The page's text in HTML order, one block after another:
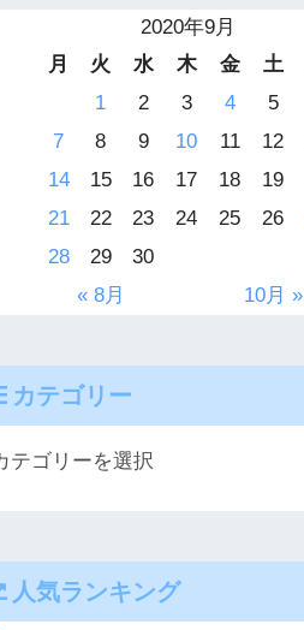
2020年9月
月
火 水 木 金 土
« 8月 10月 »
1 2 3 4 5
7
8 9 10 11 12
14
15 16 17 18 19
21
22 23 24 25 26
28
29 30
カテゴリー
人気ランキング